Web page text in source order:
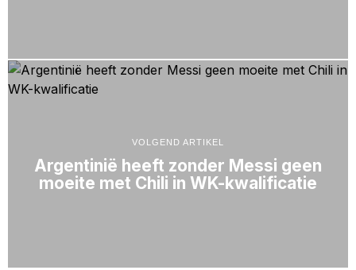
VOLGEND ARTIKEL
Argentinië heeft zonder Messi geen
moeite met Chili in WK-kwalificatie